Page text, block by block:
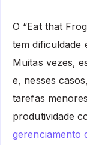
O “Eat that
tem dificuldade
Muitas vezes,
e, nesses
tarefas
produtividade
gerenciamento